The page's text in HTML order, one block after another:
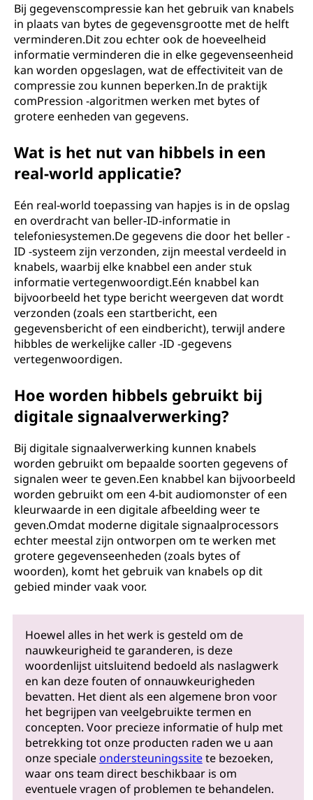
Bij gegevenscompressie kan het gebruik van knabels
in plaats van bytes de gegevensgrootte met de helft
verminderen.Dit zou echter ook de hoeveelheid
informatie verminderen die in elke gegevenseenheid
kan worden opgeslagen, wat de effectiviteit van de
compressie zou kunnen beperken.In de praktijk
comPression -algoritmen werken met bytes of
grotere eenheden van gegevens.
Wat is het nut van hibbels in een
real-world applicatie?
Eén real-world toepassing van hapjes is in de opslag
en overdracht van beller-ID-informatie in
telefoniesystemen.De gegevens die door het beller -
ID -systeem zijn verzonden, zijn meestal verdeeld in
knabels, waarbij elke knabbel een ander stuk
informatie vertegenwoordigt.Eén knabbel kan
bijvoorbeeld het type bericht weergeven dat wordt
verzonden (zoals een startbericht, een
gegevensbericht of een eindbericht), terwijl andere
hibbles de werkelijke caller -ID -gegevens
vertegenwoordigen.
Hoe worden hibbels gebruikt bij
digitale signaalverwerking?
Bij digitale signaalverwerking kunnen knabels
worden gebruikt om bepaalde soorten gegevens of
signalen weer te geven.Een knabbel kan bijvoorbeeld
worden gebruikt om een ​​4-bit audiomonster of een
kleurwaarde in een digitale afbeelding weer te
geven.Omdat moderne digitale signaalprocessors
echter meestal zijn ontworpen om te werken met
grotere gegevenseenheden (zoals bytes of
woorden), komt het gebruik van knabels op dit
gebied minder vaak voor.
Hoewel alles in het werk is gesteld om de
nauwkeurigheid te garanderen, is deze
woordenlijst uitsluitend bedoeld als naslagwerk
en kan deze fouten of onnauwkeurigheden
bevatten. Het dient als een algemene bron voor
het begrijpen van veelgebruikte termen en
concepten. Voor precieze informatie of hulp met
betrekking tot onze producten raden we u aan
onze specialeondersteuningssitete bezoeken,
waar ons team direct beschikbaar is om
eventuele vragen of problemen te behandelen.